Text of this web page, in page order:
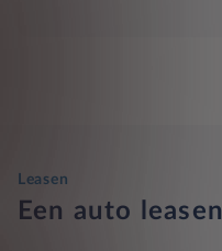
Leasen
Een auto leasen